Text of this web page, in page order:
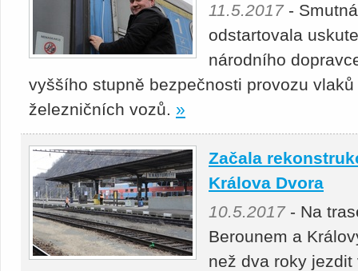
11.5.2017-
odstartovala
národního
vyššího stupně bezpečnosti provozu
železničních vozů. »
Začala
Králova Dvora
10.5.2017- Na
Berounem a
než dva roky